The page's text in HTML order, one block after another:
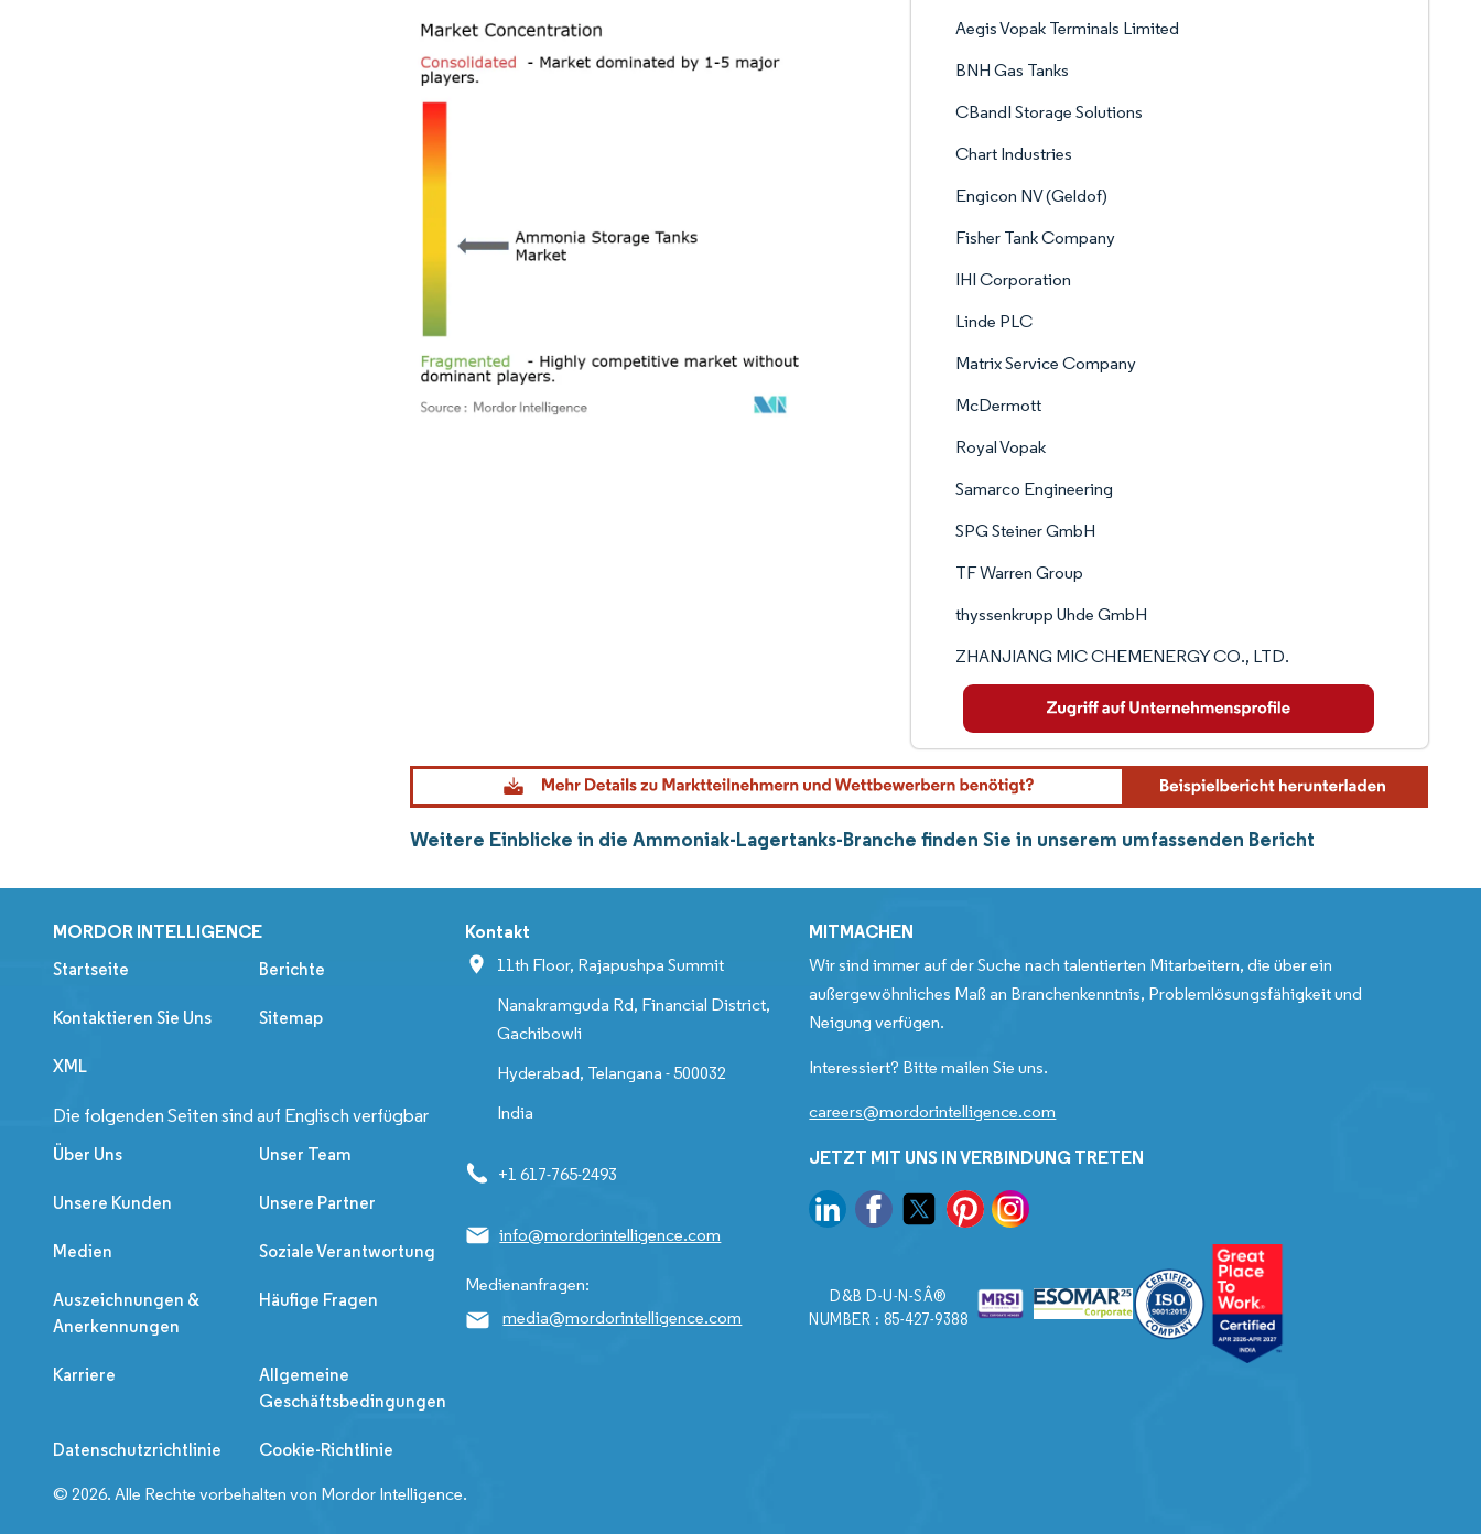
Aegis Vopak Terminals Limited
BNH Gas Tanks
CBandI Storage Solutions
Chart Industries
Engicon NV (Geldof)
Fisher Tank Company
IHI Corporation
Linde PLC
Matrix Service Company
McDermott
Royal Vopak
Samarco Engineering
SPG Steiner GmbH
TF Warren Group
thyssenkrupp Uhde GmbH
ZHANJIANG MIC CHEMENERGY CO., LTD.
Weitere Einblicke in die Ammoniak-Lagertanks-Branche finden Sie in unserem umfassenden Bericht
MORDOR INTELLIGENCE
Startseite Berichte
Kontaktieren Sie Uns Sitemap
XML
Die folgenden Seiten sind auf Englisch verfügbar
Über Uns Unser Team
Unsere Kunden Unsere Partner
Medien Soziale Verantwortung
Auszeichnungen &
Anerkennungen
Häufige Fragen
Karriere
Allgemeine
Geschäftsbedingungen
Datenschutzrichtlinie Cookie-Richtlinie
Kontakt
11th Floor, Rajapushpa Summit
Nanakramguda Rd, Financial District,
Gachibowli
Hyderabad, Telangana - 500032
India
+1 617-765-2493
info@mordorintelligence.com
Medienanfragen:
media@mordorintelligence.com
MITMACHEN
Wir sind immer auf der Suche nach talentierten Mitarbeitern, die über ein
außergewöhnliches Maß an Branchenkenntnis, Problemlösungsfähigkeit und
Neigung verfügen.
Interessiert? Bitte mailen Sie uns.
careers@mordorintelligence.com
JETZT MIT UNS IN VERBINDUNG TRETEN
D&B D-U-N-SÂ®
NUMBER : 85-427-9388
© 2026. Alle Rechte vorbehalten von Mordor Intelligence.